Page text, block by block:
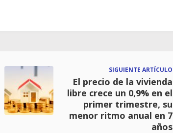
SIGUIENTE ARTÍCULO
El precio de la vivienda
libre crece un 0,9% en el
primer trimestre, su
menor ritmo anual en 7
años